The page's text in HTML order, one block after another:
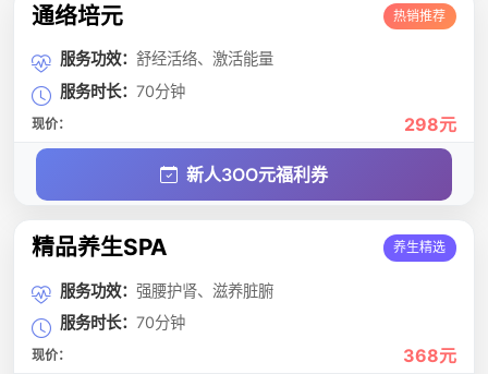
通络培元 热销推荐
服务功效： 舒经活络、激活能量
服务时长： 70分钟
现价： 298元
新人3OO元福利券
精品养生SPA 养生精选
服务功效： 强腰护肾、滋养脏腑
服务时长： 70分钟
现价： 368元